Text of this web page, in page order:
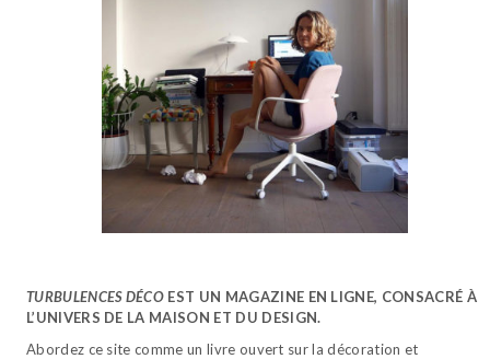
TURBULENCES DÉCO EST UN MAGAZINE EN LIGNE, CONSACRÉ À
L’UNIVERS DE LA MAISON ET DU DESIGN.
Abordez ce site comme un livre ouvert sur la décoration et